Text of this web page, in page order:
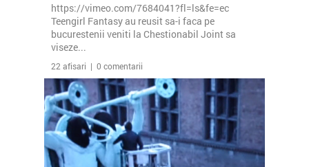
https://vimeo.com/7684041?fl=ls&fe=ec
Teengirl Fantasy au reusit sa-i faca pe
bucurestenii veniti la Chestionabil Joint sa
viseze...
22 afisari | 0 comentarii